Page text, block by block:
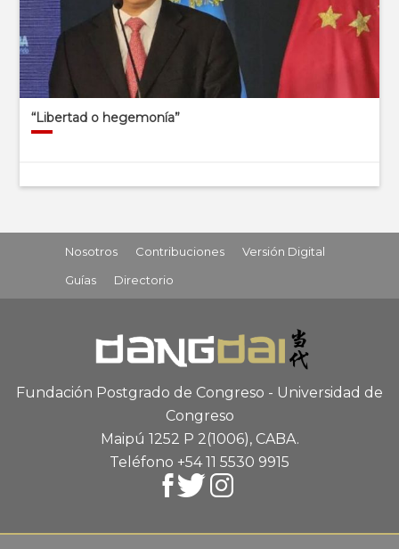
“Libertad o hegemonía”
Nosotros Contribuciones
Versión Digital
Guías
Directorio
Fundación Postgrado de Congreso - Universidad de
Congreso
Maipú 1252 P 2(1006), CABA.
Teléfono +54 11 5530 9915